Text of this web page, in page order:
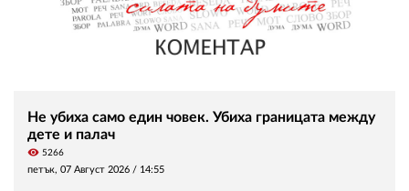
Не убиха само един човек. Убиха границата между
дете и палач
visibility 5266
петък, 07 Август 2026 / 14:55